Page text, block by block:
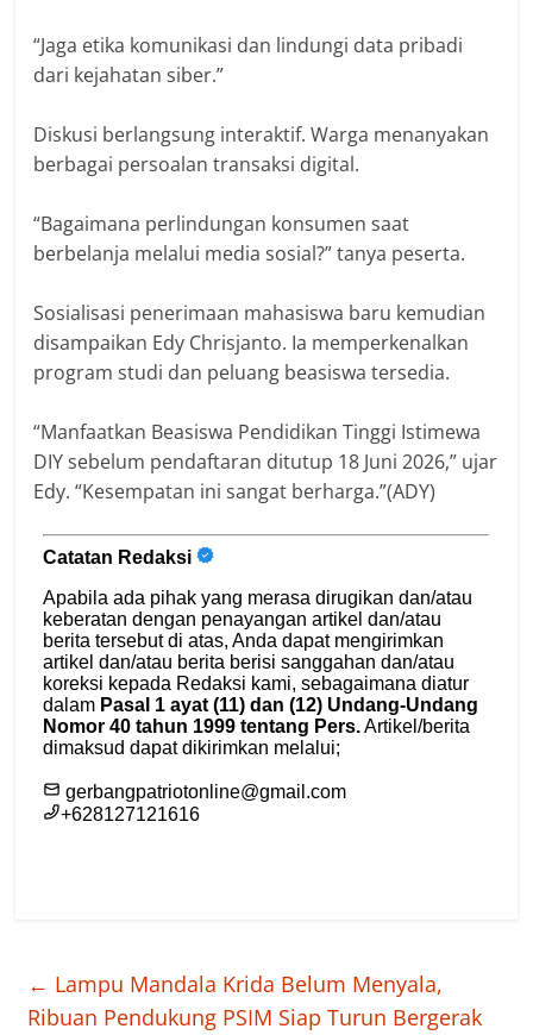
“Jaga etika komunikasi dan lindungi data pribadi
dari kejahatan siber.”
Diskusi berlangsung interaktif. Warga menanyakan
berbagai persoalan transaksi digital.
“Bagaimana perlindungan konsumen saat
berbelanja melalui media sosial?” tanya peserta.
Sosialisasi penerimaan mahasiswa baru kemudian
disampaikan Edy Chrisjanto. Ia memperkenalkan
program studi dan peluang beasiswa tersedia.
“Manfaatkan Beasiswa Pendidikan Tinggi Istimewa
DIY sebelum pendaftaran ditutup 18 Juni 2026,” ujar
Edy. “Kesempatan ini sangat berharga.”(ADY)
← Lampu Mandala Krida Belum Menyala,
Ribuan Pendukung PSIM Siap Turun Bergerak